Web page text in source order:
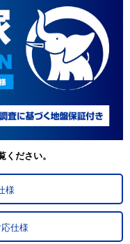
ださい。
様
仕様